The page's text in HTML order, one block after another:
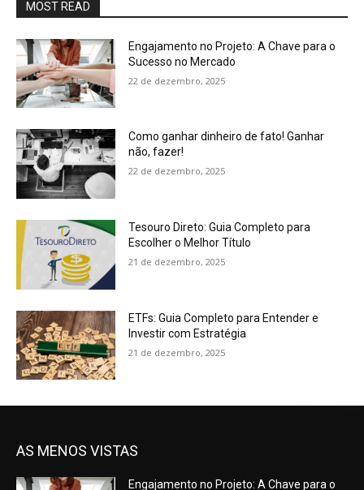
MOST READ
Engajamento no Projeto: A Chave para o
Sucesso no Mercado
22 de dezembro, 2025
Como ganhar dinheiro de fato! Ganhar
não, fazer!
22 de dezembro, 2025
Tesouro Direto: Guia Completo para
Escolher o Melhor Título
21 de dezembro, 2025
ETFs: Guia Completo para Entender e
Investir com Estratégia
21 de dezembro, 2025
AS MENOS VISTAS
Engajamento no Projeto: A Chave para o